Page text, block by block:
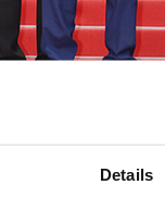
Details